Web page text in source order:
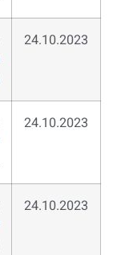
24.10.2023
24.10.2023
24.10.2023